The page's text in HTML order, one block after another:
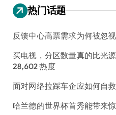
热门话题
反馈中心高票需求为何被忽
买电视，分区数量真的比光
28,602 热度
面对网络拉踩车企应如何自救
哈兰德的世界杯首秀能带来